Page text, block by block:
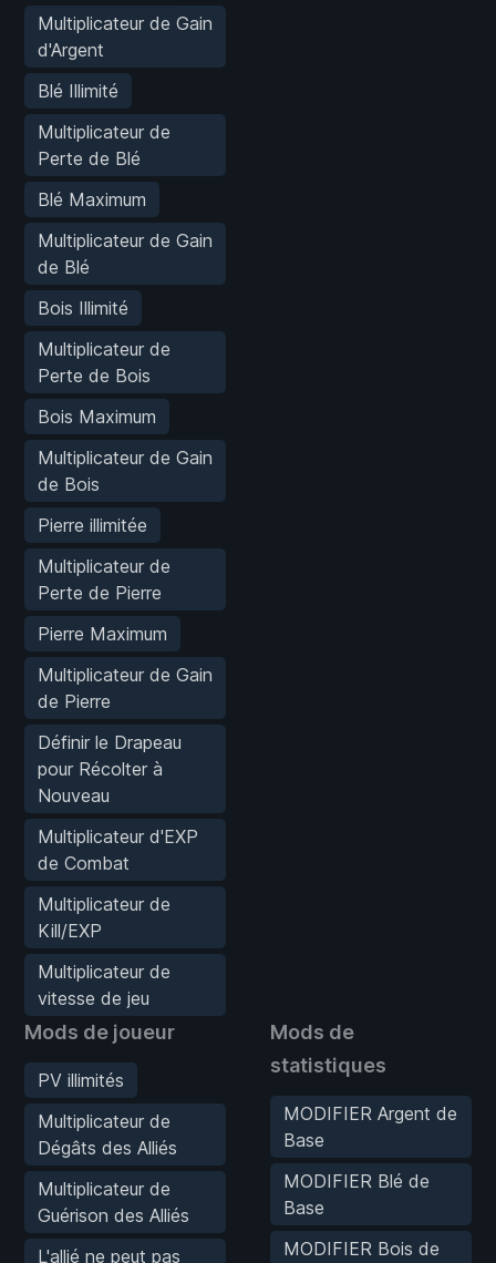
Multiplicateur de Gain
d'Argent
Blé Illimité
Multiplicateur de
Perte de Blé
Blé Maximum
Multiplicateur de Gain
de Blé
Bois Illimité
Multiplicateur de
Perte de Bois
Bois Maximum
Multiplicateur de Gain
de Bois
Pierre illimitée
Multiplicateur de
Perte de Pierre
Pierre Maximum
Multiplicateur de Gain
de Pierre
Définir le Drapeau
pour Récolter à
Nouveau
Multiplicateur d'EXP
de Combat
Multiplicateur de
Kill/EXP
Multiplicateur de
vitesse de jeu
Mods de joueur
PV illimités
Multiplicateur de
Dégâts des Alliés
Multiplicateur de
Guérison des Alliés
L'allié ne peut pas
Mods de
statistiques
MODIFIER Argent de
Base
MODIFIER Blé de
Base
MODIFIER Bois de